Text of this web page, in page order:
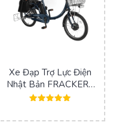
Xe Đạp Trợ Lực Điện
Nhật Bản FRACKERS
COCOTIE